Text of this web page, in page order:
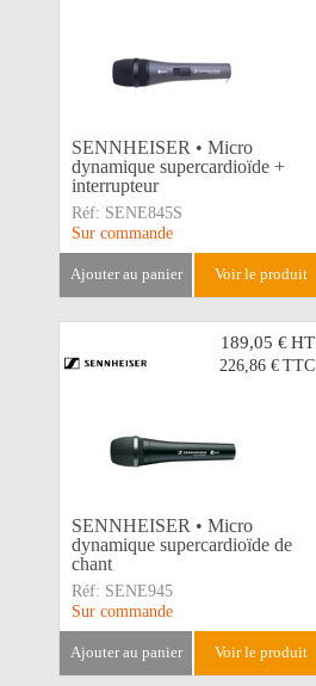
SENNHEISER • Micro
dynamique supercardioïde +
interrupteur
Réf: SENE845S
Sur commande
ajouter au panier voir le produit
189,05 €HT
226,86 € TTC
SENNHEISER • Micro
dynamique supercardioïde de
chant
Réf: SENE945
Sur commande
ajouter au panier voir le produit